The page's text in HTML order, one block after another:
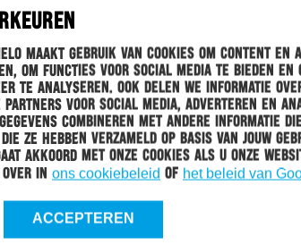
maakt gebruik van cookies om content en
om functies voor social media te bieden en
te analyseren. Ook delen we informatie
partners voor social media, adverteren en
combineren met andere informatie
ze hebben verzameld op basis van jouw
akkoord met onze cookies als u onze
over in ons cookiebeleid of het beleid van
ACCEPTEREN
HERACLES 30-01-2024